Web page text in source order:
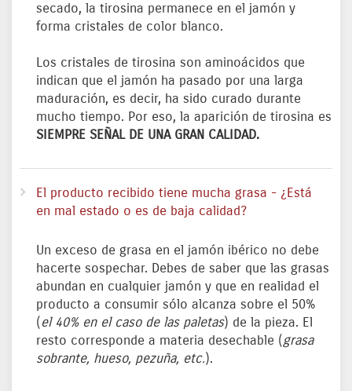
secado, la tirosina permanece en el jamón y
forma cristales de color blanco.
Los cristales de tirosina son aminoácidos que
indican que el jamón ha pasado por una larga
maduración, es decir, ha sido curado durante
mucho tiempo. Por eso, la aparición de tirosina es
SIEMPRE SEÑAL DE UNA GRAN CALIDAD.
El producto recibido tiene mucha grasa - ¿Está
en mal estado o es de baja calidad?
Un exceso de grasa en el jamón ibérico no debe
hacerte sospechar. Debes de saber que las grasas
abundan en cualquier jamón y que en realidad el
producto a consumir sólo alcanza sobre el 50%
( el 40% en el caso de las paletas) de la pieza. El
resto corresponde a materia desechable (grasa
sobrante, hueso, pezuña, etc.).